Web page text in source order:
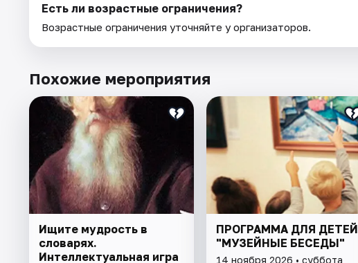
Есть ли возрастные ограничения?
Возрастные ограничения уточняйте у организаторов.
Похожие мероприятия
Ищите мудрость в
словарях.
Интеллектуальная игра
ПРОГРАММА ДЛЯ ДЕТЕЙ
"МУЗЕЙНЫЕ БЕСЕДЫ"
14 ноября 2026 • суббота